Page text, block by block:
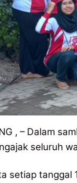
, – Dalam
seluruh
setiap tanggal